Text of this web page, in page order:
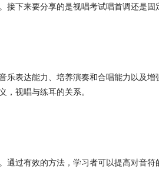
下来要分享的是视唱考试唱首调还是固
表达能力、培养演奏和合唱能力以及
，视唱与练耳的关系。
过有效的方法，学习者可以提高对音